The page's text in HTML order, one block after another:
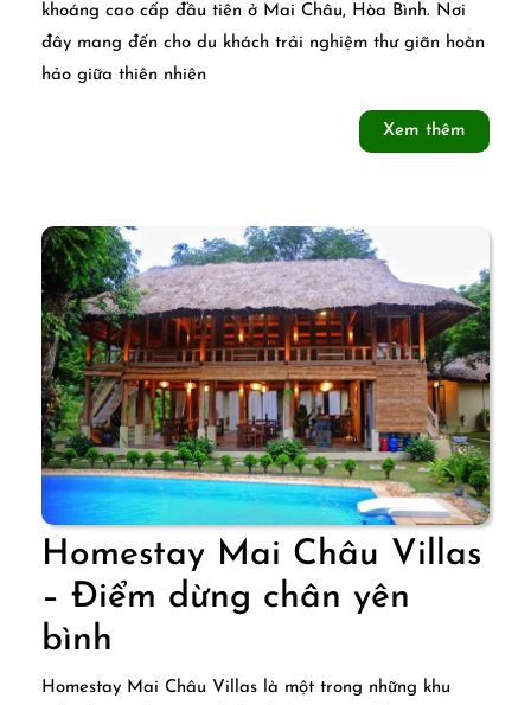
Onsen
Retreat
dưỡng
có
khoáng
nóng
khoáng cao cấp đầu tiên ở Mai Châu, Hòa Bình. Nơi
đây mang đến cho du khách trải nghiệm thư giãn hoàn
hảo giữa thiên nhiên
Xem thêm
thêm
Homestay Mai Châu Villas
– Điểm dừng chân yên
bình
Mai
Homestay Mai Châu Villas là một trong những khu